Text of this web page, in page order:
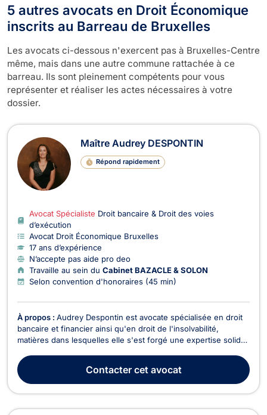
5 autres avocats en Droit Économique
inscrits au Barreau de Bruxelles
Les avocats ci-dessous n'exercent pas à Bruxelles-Centre
même, mais dans une autre commune rattachée à ce
barreau. Ils sont pleinement compétents pour vous
représenter et réaliser les actes nécessaires à votre
dossier.
Maître Audrey DESPONTIN
Répond rapidement
Avocat Spécialiste Droit bancaire & Droit des voies
d’exécution
Avocat Droit Économique Bruxelles
17 ans d’expérience
N’accepte pas aide pro deo
Travaille au sein du Cabinet BAZACLE & SOLON
Selon convention d'honoraires (45 min)
À propos : Audrey Despontin est avocate spécialisée en droit
bancaire et financier ainsi qu'en droit de l'insolvabilité,
matières dans lesquelles elle s'est forgé une expertise solide,
d'engagement académique. Licenciée en droit de l'Université
Libre de Bruxelles (2008, distincti...
Contactercet avocat